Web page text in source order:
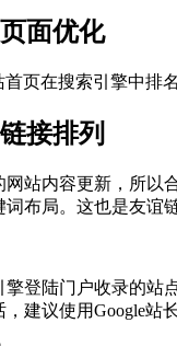
面优化
首页在搜索引擎中排
接排列
站内容更新，所以
布局。这也是友谊
登陆门户收录的站
建议使用Google站长